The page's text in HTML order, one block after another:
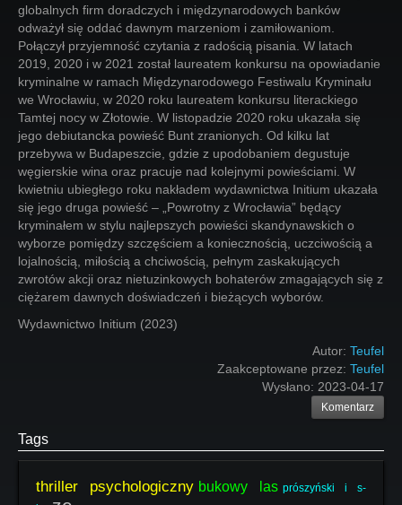
globalnych firm doradczych i międzynarodowych banków
odważył się oddać dawnym marzeniom i zamiłowaniom.
Połączył przyjemność czytania z radością pisania. W latach
2019, 2020 i w 2021 został laureatem konkursu na opowiadanie
kryminalne w ramach Międzynarodowego Festiwalu Kryminału
we Wrocławiu, w 2020 roku laureatem konkursu literackiego
Tamtej nocy w Złotowie. W listopadzie 2020 roku ukazała się
jego debiutancka powieść Bunt zranionych. Od kilku lat
przebywa w Budapeszcie, gdzie z upodobaniem degustuje
węgierskie wina oraz pracuje nad kolejnymi powieściami. W
kwietniu ubiegłego roku nakładem wydawnictwa Initium ukazała
się jego druga powieść – „Powrotny z Wrocławia” będący
kryminałem w stylu najlepszych powieści skandynawskich o
wyborze pomiędzy szczęściem a koniecznością, uczciwością a
lojalnością, miłością a chciwością, pełnym zaskakujących
zwrotów akcji oraz nietuzinkowych bohaterów zmagających się z
ciężarem dawnych doświadczeń i bieżących wyborów.
Wydawnictwo Initium (2023)
Autor: Teufel
Zaakceptowane przez: Teufel
Wysłano: 2023-04-17
Komentarz
Tags
thriller psychologiczny bukowy las prószyński i s-